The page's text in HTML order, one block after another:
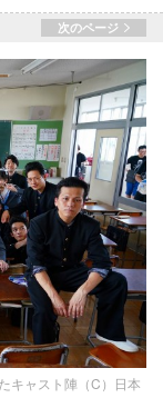
次のページ
キャスト陣（C）日本